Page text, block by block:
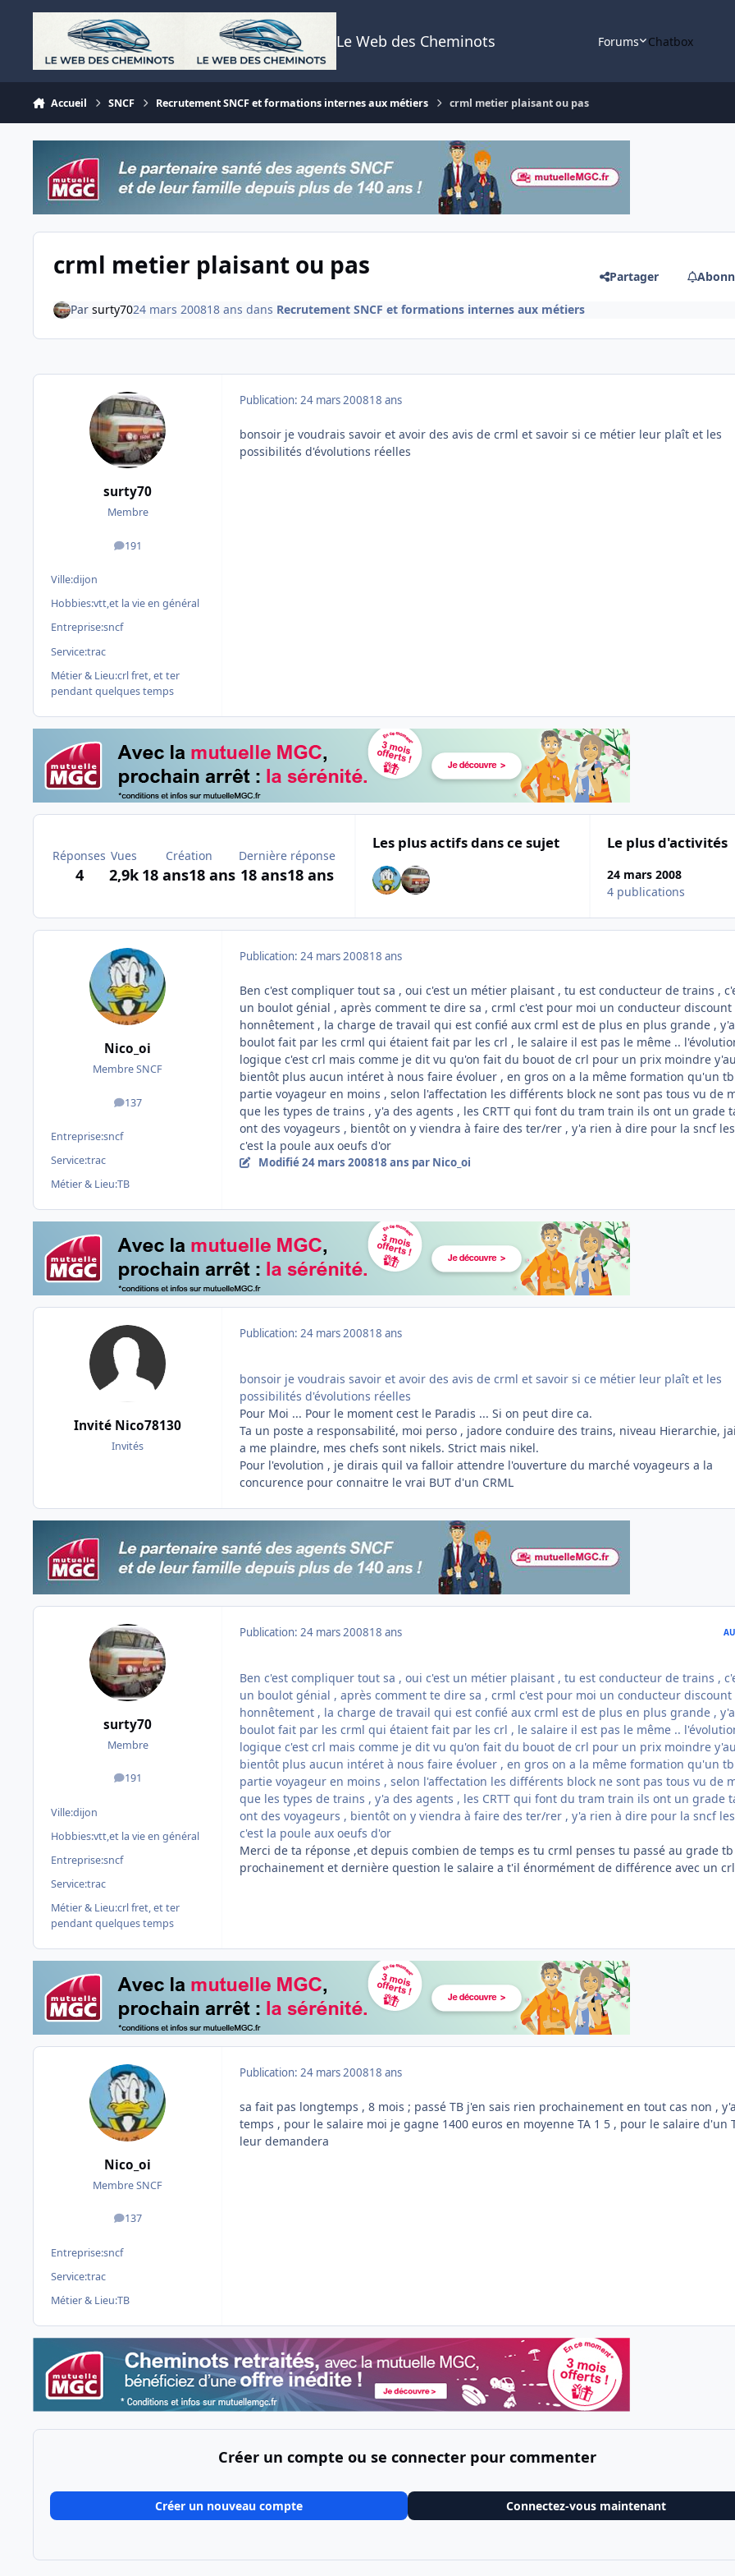
Aller au contenu
Le Web des Cheminots Forums Chatbox
Accueil SNCF Recrutement SNCF et formations internes aux métiers crml metier plaisant ou pas
crml metier plaisant ou pas Partager
Par surty7024 mars 200818 ans dans Recrutement SNCF et formations internes aux métiers
surty70
Membre
191
messages
Ville:dijon
Hobbies:vtt,et la vie en général
Entreprise:sncf
Service:trac
Métier & Lieu:crl fret, et ter
pendant quelques temps
Publication: 24 mars 200818 ans
bonsoir je voudrais savoir et avoir des avis de crml et savoir si ce métier leur plaît et les
possibilités d'évolutions réelles
Réponses
4
Vues
2,9k
Création
18 ans18 ans
Dernière réponse
18 ans18 ans
Les plus actifs dans ce sujet Le plus d'activités
24 mars 2008
4 publications
Nico_oi
Membre SNCF
137
messages
Entreprise:sncf
Service:trac
Métier & Lieu:TB
Publication: 24 mars 200818 ans
Ben c'est compliquer tout sa , oui c'est un métier plaisant , tu est conducteur de trains ,
un boulot génial , après comment te dire sa , crml c'est pour moi un conducteur discount
honnêtement , la charge de travail qui est confié aux crml est de plus en plus grande ,
boulot fait par les crml qui étaient fait par les crl , le salaire il est pas le même ..
logique c'est crl mais comme je dit vu qu'on fait du bouot de crl pour un prix moindre
bientôt plus aucun intéret à nous faire évoluer , en gros on a la même formation qu'un
partie voyageur en moins , selon l'affectation les différents block ne sont pas tous vu de
que les types de trains , y'a des agents , les CRTT qui font du tram train ils ont un grade
ont des voyageurs , bientôt on y viendra à faire des ter/rer , y'a rien à dire pour la sncf
c'est la poule aux oeufs d'or
Modifié24 mars 200818 ans par Nico_oi
Invité Nico78130
Invités
Publication: 24 mars 200818 ans
bonsoir je voudrais savoir et avoir des avis de crml et savoir si ce métier leur plaît et les
possibilités d'évolutions réelles
Pour Moi ... Pour le moment cest le Paradis ... Si on peut dire ca.
Ta un poste a responsabilité, moi perso , jadore conduire des trains, niveau Hierarchie,
a me plaindre, mes chefs sont nikels. Strict mais nikel.
Pour l'evolution , je dirais quil va falloir attendre l'ouverture du marché voyageurs a la
concurence pour connaitre le vrai BUT d'un CRML
surty70
Membre
191
messages
Ville:dijon
Hobbies:vtt,et la vie en général
Entreprise:sncf
Service:trac
Métier & Lieu:crl fret, et ter
pendant quelques temps
Publication: 24 mars 200818 ans
Ben c'est compliquer tout sa , oui c'est un métier plaisant , tu est conducteur de trains ,
un boulot génial , après comment te dire sa , crml c'est pour moi un conducteur discount
honnêtement , la charge de travail qui est confié aux crml est de plus en plus grande ,
boulot fait par les crml qui étaient fait par les crl , le salaire il est pas le même ..
logique c'est crl mais comme je dit vu qu'on fait du bouot de crl pour un prix moindre
bientôt plus aucun intéret à nous faire évoluer , en gros on a la même formation qu'un
partie voyageur en moins , selon l'affectation les différents block ne sont pas tous vu de
que les types de trains , y'a des agents , les CRTT qui font du tram train ils ont un grade
ont des voyageurs , bientôt on y viendra à faire des ter/rer , y'a rien à dire pour la sncf
c'est la poule aux oeufs d'or
Merci de ta réponse ,et depuis combien de temps es tu crml penses tu passé au grade tb
prochainement et dernière question le salaire a t'il énormément de différence avec un
Nico_oi
Membre SNCF
137
messages
Entreprise:sncf
Service:trac
Métier & Lieu:TB
Publication: 24 mars 200818 ans
sa fait pas longtemps , 8 mois ; passé TB j'en sais rien prochainement en tout cas non ,
temps , pour le salaire moi je gagne 1400 euros en moyenne TA 1 5 , pour le salaire d'un
leur demandera
Créer un compte ou se connecter pour commenter
Créer un nouveau compte Connectez-vous maintenant